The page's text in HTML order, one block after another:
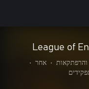
League of
והרפתקאות • אחר
•